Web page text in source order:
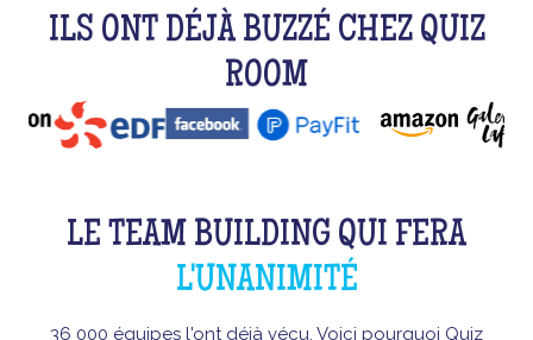
ILS ONT DÉJÀ BUZZÉ CHEZ QUIZ
ROOM
LE TEAM BUILDING QUI FERA
L'UNANIMITÉ
36 000 équipes l'ont déjà vécu. Voici pourquoi Quiz